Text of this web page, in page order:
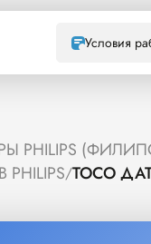
Условия
PHILIPS
/TOCO